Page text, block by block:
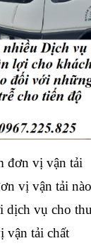
đơn vị vận tải
vị vận tải nào
dịch vụ cho
vận tải chất